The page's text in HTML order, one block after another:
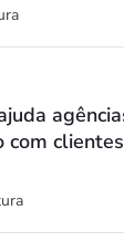
com clientes